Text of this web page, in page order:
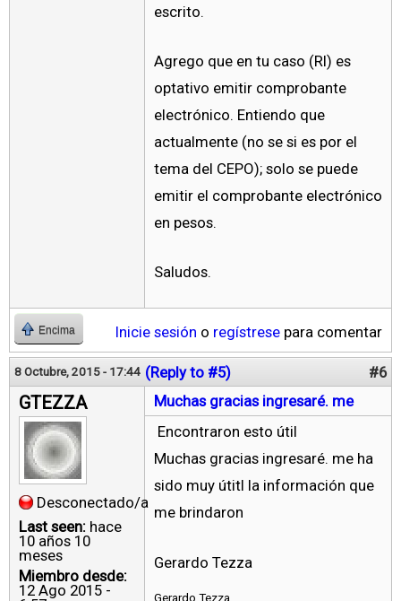
escrito.
Agrego que en tu caso (RI) es
optativo emitir comprobante
electrónico. Entiendo que
actualmente (no se si es por el
tema del CEPO); solo se puede
emitir el comprobante electrónico
en pesos.
Saludos.
Encima Inicie sesión o regístrese para comentar
8 Octubre, 2015 - 17:44 (Reply to #5) #6
GTEZZA
Desconectado/a
Last seen: hace
10 años 10
meses
Miembro desde:
12 Ago 2015 -
Muchas gracias ingresaré. me
Encontraron esto útil
Muchas gracias ingresaré. me ha
sido muy útitl la información que
me brindaron
Gerardo Tezza
Gerardo Tezza